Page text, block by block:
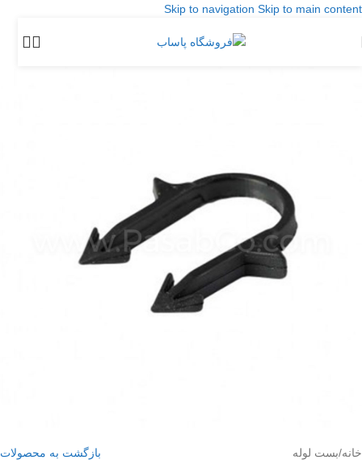
Skip to navigation Skip to main content
خانه/بست لوله بازگشت به محصولات